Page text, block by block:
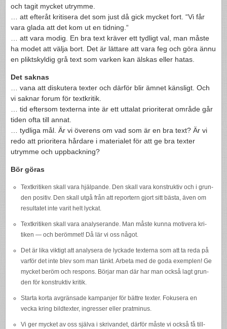
och tagit mycket utrymme.
… att efteråt kri­tis­era det som just då gick mycket fort. “Vi får
vara glada att det kom ut en tid­ning.“
… att vara modig. En bra text kräver ett tydligt val, man måste
ha modet att välja bort. Det är lättare att vara feg och göra ännu
en plik­t­skyldig grå text som varken kan älskas eller hatas.
Det sak­nas
… vana att diskutera tex­ter och där­för blir ämnet känsligt. Och
vi sak­nar forum för tex­tkri­tik.
… tid efter­som tex­terna inte är ett utta­lat pri­or­it­erat område går
tiden ofta till annat.
… tydliga mål. Är vi överens om vad som är en bra text? Är vi
redo att pri­or­it­era hår­dare i mate­ri­alet för att ge bra tex­ter
utrymme och uppbackning?
Bör göras
Tex­tkri­tiken skall vara hjäl­pande. Den skall vara kon­struk­tiv och i grun­
den pos­i­tiv. Den skall utgå från att reportern gjort sitt bästa, även om
resul­tatet inte varit helt lyckat.
Tex­tkri­tiken skall vara analy­serande. Man måste kunna motivera kri­
tiken — och beröm­met! Då lär vi oss något.
Det är lika vik­tigt att analy­sera de lyck­ade tex­terna som att ta reda på
var­för det inte blev som man tänkt. Arbeta med de goda exem­plen! Ge
mycket beröm och respons. Bör­jar man där har man också lagt grun­
den för kon­struk­tiv kritik.
Starta korta avgrän­sade kam­pan­jer för bät­tre tex­ter. Fokusera en
vecka kring bild­tex­ter, ingresser eller pratminus.
Vi ger mycket av oss själva i skri­van­det, där­för måste vi också få till­